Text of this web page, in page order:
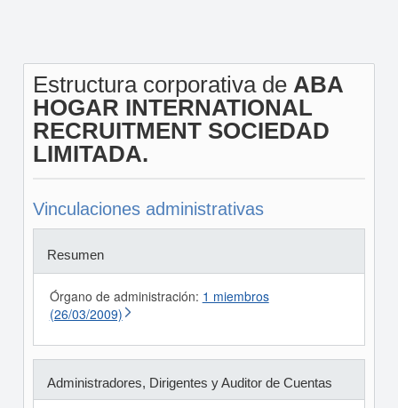
Estructura corporativa de ABA
HOGAR INTERNATIONAL
RECRUITMENT SOCIEDAD
LIMITADA.
Vinculaciones administrativas
Resumen
Órgano de administración: 1 miembros
(26/03/2009)
Administradores, Dirigentes y Auditor de Cuentas